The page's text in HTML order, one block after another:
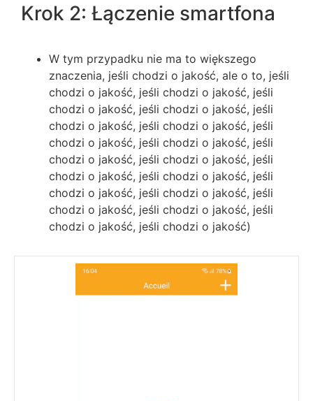
Krok 2: Łączenie smartfona
W tym przypadku nie ma to większego
znaczenia, jeśli chodzi o jakość, ale o to, jeśli
chodzi o jakość, jeśli chodzi o jakość, jeśli
chodzi o jakość, jeśli chodzi o jakość, jeśli
chodzi o jakość, jeśli chodzi o jakość, jeśli
chodzi o jakość, jeśli chodzi o jakość, jeśli
chodzi o jakość, jeśli chodzi o jakość, jeśli
chodzi o jakość, jeśli chodzi o jakość, jeśli
chodzi o jakość, jeśli chodzi o jakość, jeśli
chodzi o jakość, jeśli chodzi o jakość, jeśli
chodzi o jakość, jeśli chodzi o jakość)